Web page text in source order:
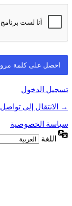
تسجيل الدخول
→ الانتقال إلى تواصل 24
سياسة الخصوصية
اللغة